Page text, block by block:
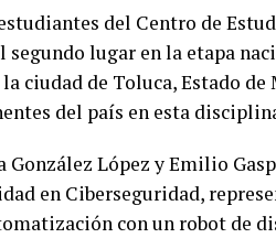
del Centro de
segundo lugar en la etapa
ciudad de Toluca, Estado
del país en esta
López y Emilio
en Ciberseguridad,
con un robot de